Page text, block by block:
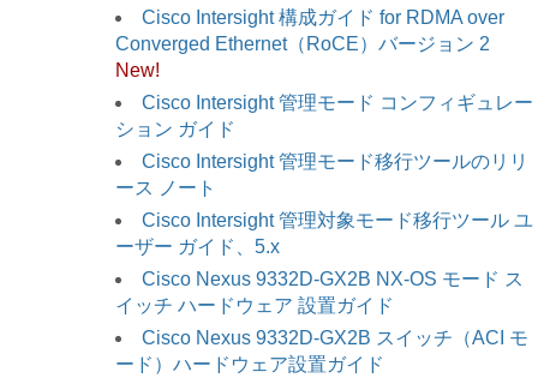
Cisco Intersight 構成ガイド for RDMA over
Converged Ethernet（RoCE）バージョン 2
New!
Cisco Intersight 管理モード コンフィギュレー
ション ガイド
Cisco Intersight 管理モード移行ツールのリリ
ース ノート
Cisco Intersight 管理対象モード移行ツール ユ
ーザー ガイド、5.x
Cisco Nexus 9332D-GX2B NX-OS モード ス
イッチ ハードウェア 設置ガイド
Cisco Nexus 9332D-GX2B スイッチ（ACI モ
ード）ハードウェア設置ガイド